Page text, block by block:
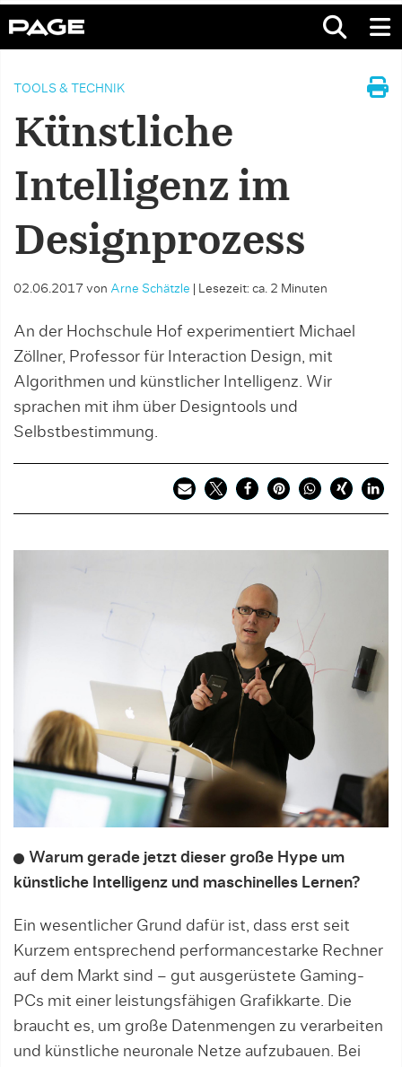
TOOLS & TECHNIK
Künstliche
Intelligenz im
Designprozess
02.06.2017 von Arne Schätzle Lesezeit: ca. 2 Minuten
An der Hochschule Hof experimentiert Michael
Zöllner, Professor für Interaction Design, mit
Algorithmen und künstlicher Intelligenz. Wir
sprachen mit ihm über Designtools und
Selbstbestimmung.
Warum gerade jetzt dieser große Hype um
künstliche Intelligenz und maschinelles Lernen?
Ein wesentlicher Grund dafür ist, dass erst seit
Kurzem entsprechend performancestarke Rechner
auf dem Markt sind – gut ausgerüstete Gaming-
PCs mit einer leistungs­fähigen Grafikkarte. Die
braucht es, um große Datenmengen zu verarbeiten
und künstliche neuronale Netze aufzubauen. Bei